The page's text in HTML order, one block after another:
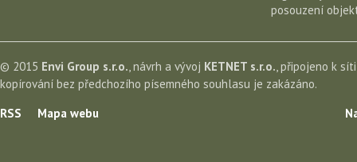
posouzení
© 2015 Envi Group s.r.o., návrh a vývoj KETNET s.r.o., připojeno k
kopírování bez předchozího písemného souhlasu je zakázáno.
RSS
Mapa webu